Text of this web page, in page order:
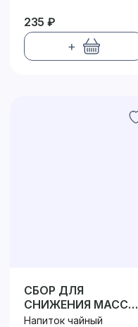
235 ₽
+
СБОР ДЛЯ
СНИЖЕНИЯ МАССЫ
ТЕЛА
Напиток чайный